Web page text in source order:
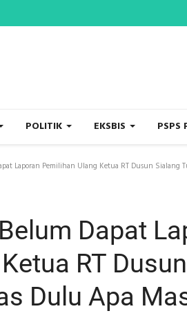
POLITIK EKSBIS PSPS
Laporan Pemilihan Ulang Ketua RT Dusun Sialang
Dapat
RT
Dulu Apa